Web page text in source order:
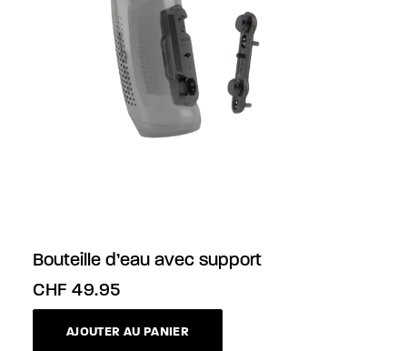
Bouteille d’eau avec support
CHF 49.95
AJOUTER AU PANIER